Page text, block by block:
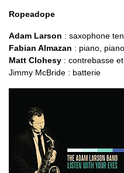
Ropeadope
Adam Larson : saxophone
Fabian Almazan : piano,
Matt Clohesy : contrebasse
Jimmy McBride : batterie